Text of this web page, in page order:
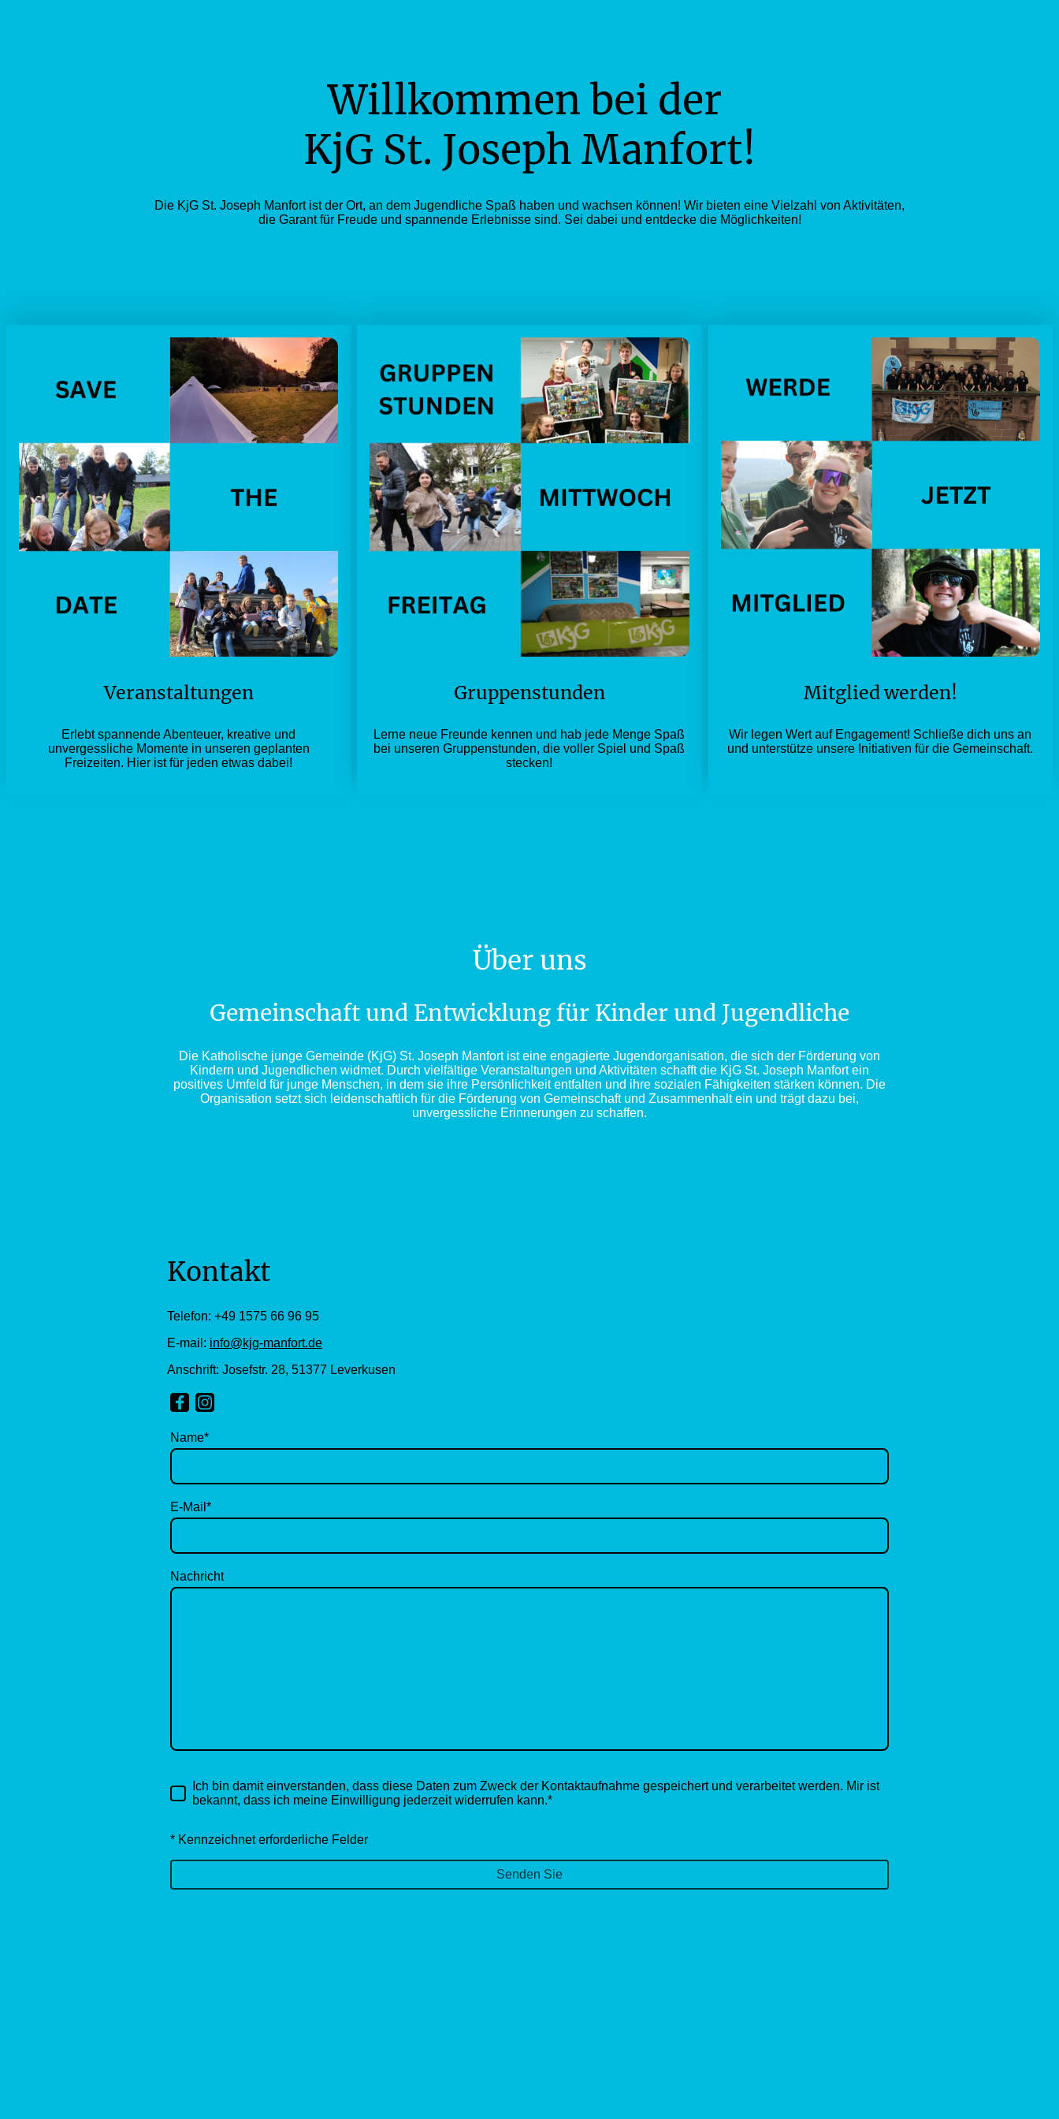
Die KjG St. Joseph Manfort ist der Ort, an dem Jugendliche Spaß haben und wachsen können! Wir bieten eine Vielzahl von Aktivitäten,
die Garant für Freude und spannende Erlebnisse sind. Sei dabei und entdecke die Möglichkeiten!
Willkommen bei der
KjG St. Joseph Manfort!
Veranstaltungen
Erlebt spannende Abenteuer, kreative und
unvergessliche Momente in unseren geplanten
Freizeiten. Hier ist für jeden etwas dabei!
Gruppenstunden
Lerne neue Freunde kennen und hab jede Menge Spaß
bei unseren Gruppenstunden, die voller Spiel und Spaß
stecken!
Mitglied werden!
Wir legen Wert auf Engagement! Schließe dich uns an
und unterstütze unsere Initiativen für die Gemeinschaft.
Über uns
Gemeinschaft und Entwicklung für Kinder und Jugendliche
Die Katholische junge Gemeinde (KjG) St. Joseph Manfort ist eine engagierte Jugendorganisation, die sich der Förderung von
Kindern und Jugendlichen widmet. Durch vielfältige Veranstaltungen und Aktivitäten schafft die KjG St. Joseph Manfort ein
positives Umfeld für junge Menschen, in dem sie ihre Persönlichkeit entfalten und ihre sozialen Fähigkeiten stärken können. Die
Organisation setzt sich leidenschaftlich für die Förderung von Gemeinschaft und Zusammenhalt ein und trägt dazu bei,
unvergessliche Erinnerungen zu schaffen.
Kontakt
Telefon: +49 1575 66 96 95
E-mail: info@kjg-manfort.de
Anschrift: Josefstr. 28, 51377 Leverkusen
Name*
E-Mail *
Nachricht
Ich bin damit einverstanden, dass diese Daten zum Zweck der Kontaktaufnahme gespeichert und verarbeitet werden. Mir ist
bekannt, dass ich meine Einwilligung jederzeit widerrufen kann.*
* Kennzeichnet erforderliche Felder
Senden Sie